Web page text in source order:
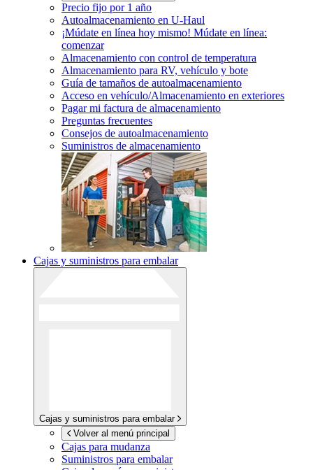
Precio fijo por 1 año
Autoalmacenamiento en U-Haul
¡Múdate en línea hoy mismo! Múdate en línea:
comenzar
Almacenamiento con control de temperatura
Almacenamiento para RV, vehículo y bote
Guía de tamaños de autoalmacenamiento
Acceso en vehículo/Almacenamiento en exteriores
Pagar mi factura de almacenamiento
Preguntas frecuentes
Consejos de autoalmacenamiento
Suministros de almacenamiento
Cajas y suministros para embalar
Cajas y suministros para embalar
Volver al menú principal
Cajas para mudanza
Suministros para embalar